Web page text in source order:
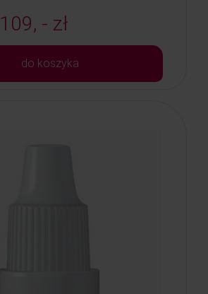
109, - zł
do koszyka